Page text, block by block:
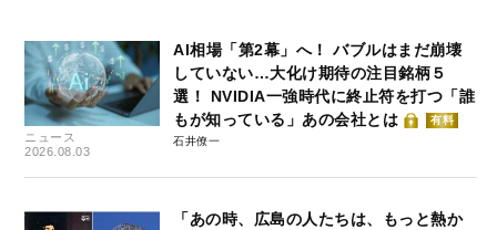
ニュース
2026.08.03
AI相場「第2幕」へ！ バブルはまだ崩壊
していない…大化け期待の注目銘柄５
選！ NVIDIA一強時代に終止符を打つ「誰
もが知っている」あの会社とは
有料
石井僚一
「あの時、広島の人たちは、もっと熱か